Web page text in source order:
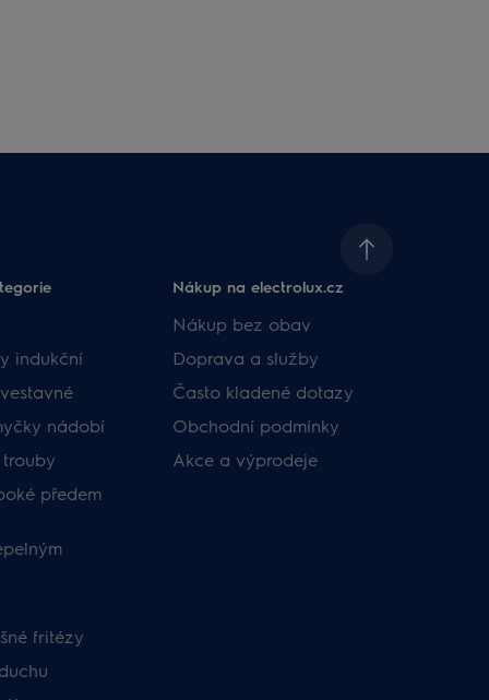
indukční
nádobí
předem
fritézy
Nákup na electrolux.cz
Nákup bez obav
Doprava a služby
Často kladené dotazy
Obchodní podmínky
Akce a výprodeje